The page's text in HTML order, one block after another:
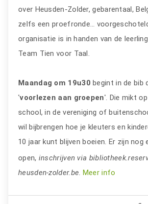
over Heusden-Zolder, gebarentaal,
zelfs een proefronde…
organisatie is in handen van de
Team Tien voor Taal.
Maandag om 19u30 begint in de bib
'voorlezen aan groepen'. Die mikt
school, in de vereniging of
wil bijbrengen hoe je kleuters en
10 jaar kunt blijven boeien. Er zijn nog
open, inschrijven via
heusden-zolder.be. Meer info